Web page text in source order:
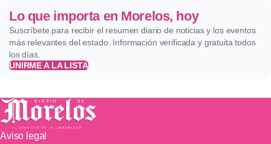
Lo que importa en Morelos, hoy
Suscríbete para recibir el resumen diario de noticias y los eventos
más relevantes del estado. Información verificada y gratuita todos
los días.
UNIRME A LA LISTA
Aviso legal